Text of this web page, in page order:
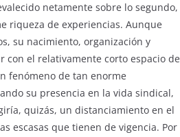
netamente sobre lo segundo,
riqueza de experiencias. Aunque
su nacimiento, organización y
con el relativamente corto espacio de
fenómeno de tan enorme
su presencia en la vida sindical,
quizás, un distanciamiento en el
escasas que tienen de vigencia. Por